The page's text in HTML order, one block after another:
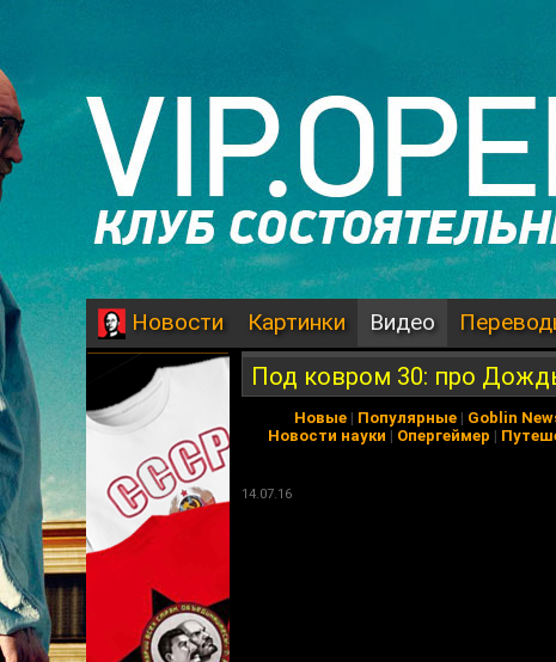
Новости Картинки Видео
Под ковром 30: про
Новые | Популярные | Goblin
Новости науки | Опергеймер |
14.07.16